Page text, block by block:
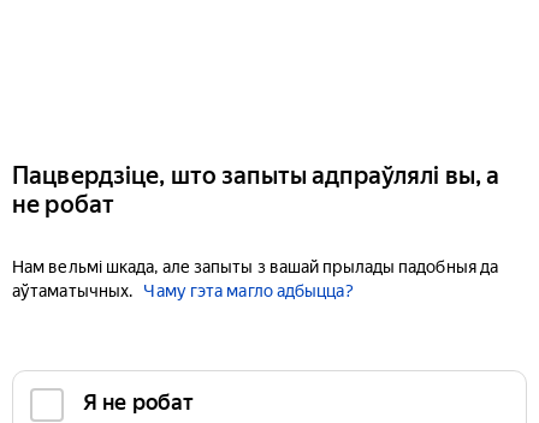
Пацвердзіце, што запыты адпраўлялі вы, а
не робат
Нам вельмі шкада, але запыты з вашай прылады падобныя да
аўтаматычных.
Чаму гэта магло адбыцца?
Я не робат